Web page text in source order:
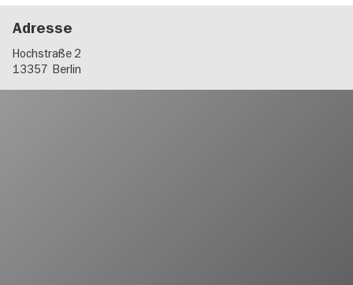
Adresse
Hochstraße 2
13357 Berlin